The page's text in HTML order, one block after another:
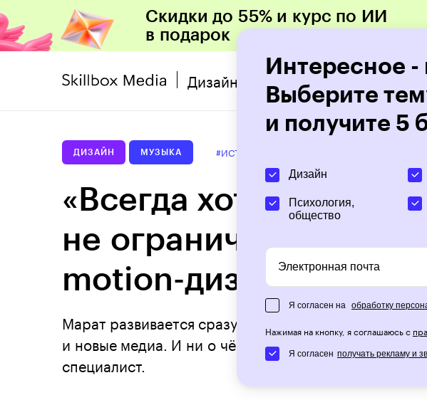
Скидки до 55% и курс по ИИ
в подарок
Дизайн Про медиа
ДИЗАЙН МУЗЫКА #ИСТОРИИ
«Всегда хотел уметь
не ограничиваться»:
motion-дизайнера
Марат развивается сразу в трёх направлениях —
и новые медиа. И ни о чём не жалеет — он растёт
специалист.
Интересное -
Выберите
и получите 5
Дизайн
Психология,
общество
Электронная почта
Я согласен на обработку
Нажимая на кнопку, я соглашаюсь с
Я согласен получать рекламу и